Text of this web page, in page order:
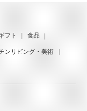
フト 食品
ンリビング・美術